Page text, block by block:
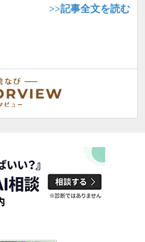
>>記事全文を読む